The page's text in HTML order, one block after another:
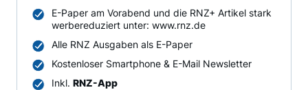
E-Paper am Vorabend und die RNZ+ Artikel stark
werbereduziert unter: www.rnz.de
Alle RNZ Ausgaben als E-Paper
Kostenloser Smartphone & E-Mail Newsletter
Inkl. RNZ-App